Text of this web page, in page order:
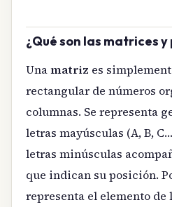
¿Qué son las matrices
Unamatriz es
rectangular de números
columnas. Se representa
letras mayúsculas (A, B,
letras minúsculas
que indican su posición.
representa el elemento de